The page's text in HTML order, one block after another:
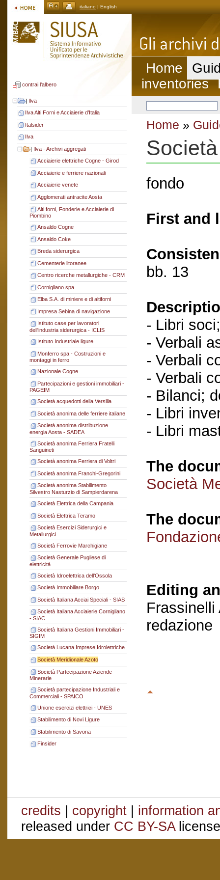
italiano | English
contrai l'albero
| Ilva
Ilva Alti Forni e Acciaierie d’Italia
Italsider
Ilva
| Ilva - Archivi aggregati
Acciaierie elettriche Cogne - Girod
Acciaierie e ferriere nazionali
Acciaierie venete
Agglomerati antracite Aosta
Alti forni, Fonderie e Acciaierie di
Piombino
Ansaldo Cogne
Ansaldo Coke
Breda siderurgica
Cementerie litoranee
Centro ricerche metallurgiche - CRM
Cornigliano spa
Elba S.A. di miniere e di altiforni
Impresa Sebina di navigazione
Istituto case per lavoratori
dell'industria siderurgica - ICLIS
Istituto Industriale ligure
Monferro spa - Costruzioni e
montaggi in ferro
Nazionale Cogne
Partecipazioni e gestioni immobiliari -
PAGEIM
Società acquedotti della Versilia
Società anonima delle ferriere italiane
Società anonima distribuzione
energia Aosta - SADEA
Società anonima Ferriera Fratelli
Sanguineti
Società anonima Ferriera di Voltri
Società anonima Franchi-Gregorini
Società anonima Stabilimento
Silvestro Nasturzio di Sampierdarena
Società Elettrica della Campania
Società Elettrica Teramo
Società Esercizi Siderurgici e
Metallurgici
Società Ferrovie Marchigiane
Società Generale Pugliese di
elettricità
Società Idroelettrica dell'Ossola
Società Immobiliare Borgo
Società Italiana Acciai Speciali - SIAS
Società Italiana Acciaierie Cornigliano
- SIAC
Società Italiana Gestioni Immobiliari -
SIGIM
Società Lucana Imprese Idrolettriche
Società Meridionale Azoto
Società Partecipazione Aziende
Minerarie
Società partecipazione Industriali e
Commerciali - SPAICO
Unione esercizi elettrici - UNES
Stabilimento di Novi Ligure
Stabilimento di Savona
Finsider
Home
inventories
Home »
fondo
First and
bb. 13
- Libri soci;
- Verbali
- Verbali
- Verbali
- Bilanci;
- Libri
- Libri
The
Società
The
Editing
Frassinelli
redazione
credits | copyright | information
released under CC BY-SA